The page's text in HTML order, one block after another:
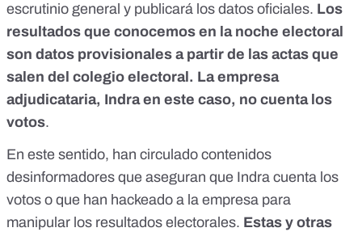
escrutinio general y publicará los datos oficiales. Los
resultados que conocemos en la noche electoral
son datos provisionales a partir de las actas que
salen del colegio electoral. La empresa
adjudicataria, Indra en este caso, no cuenta los
votos.
En este sentido, han circulado contenidos
desinformadores que aseguran que Indra cuenta los
votos o que han hackeado a la empresa para
manipular los resultados electorales. Estas y otras